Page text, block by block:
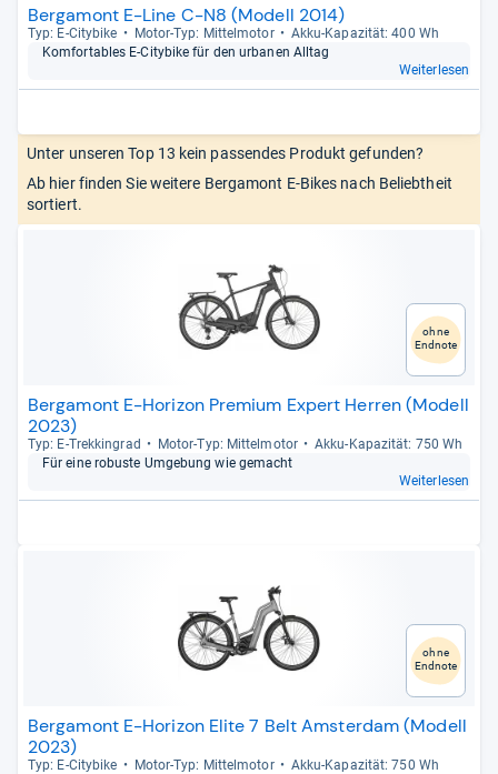
Bergamont E-Line C-N8 (Modell 2014)
Typ: E-​City­bike Motor-​Typ: Mit­tel­mo­tor
Akku-​Kapa­zi­tät: 400 Wh
Kom­for­ta­bles E-​City­bike für den urba­nen All­tag
Weiterlesen
Unter unseren Top 13 kein passendes Produkt gefunden?
Ab hier finden Sie weitere Bergamont E-Bikes nach Beliebtheit
sortiert.
ohne
Endnote
Bergamont E-Horizon Premium Expert Herren (Modell
2023)
Typ: E-​Trek­kin­grad Motor-​Typ: Mit­tel­mo­tor
Akku-​Kapa­zi­tät: 750 Wh
Für eine robuste Umge­bung wie gemacht
Weiterlesen
ohne
Endnote
Bergamont E-Horizon Elite 7 Belt Amsterdam (Modell
2023)
Typ: E-​City­bike Motor-​Typ: Mit­tel­mo­tor
Akku-​Kapa­zi­tät: 750 Wh